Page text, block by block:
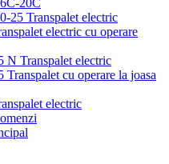
20C
25 Transpalet electric
electric cu operare
N Transpalet electric
cu operare la joasa
electric